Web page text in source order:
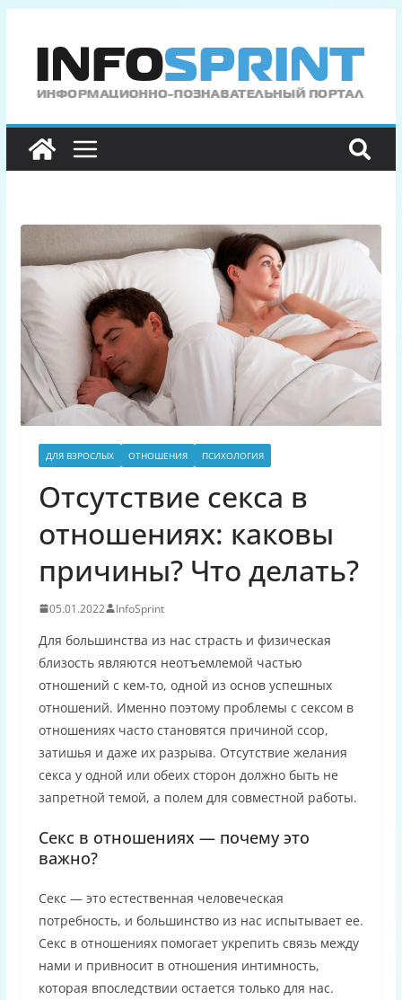
содержимому
ДЛЯ ВЗРОСЛЫХ ОТНОШЕНИЯ ПСИХОЛОГИЯ
Отсутствие секса в
отношениях: каковы
причины? Что делать?
05.01.2022 InfoSprint
Для большинства из нас страсть и физическая
близость являются неотъемлемой частью
отношений с кем-то, одной из основ успешных
отношений. Именно поэтому проблемы с сексом в
отношениях часто становятся причиной ссор,
затишья и даже их разрыва. Отсутствие желания
секса у одной или обеих сторон должно быть не
запретной темой, а полем для совместной работы.
Секс в отношениях — почему это
важно?
Секс — это естественная человеческая
потребность, и большинство из нас испытывает ее.
Секс в отношениях помогает укрепить связь между
нами и привносит в отношения интимность,
которая впоследствии остается только для нас.